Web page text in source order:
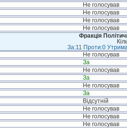
Не голосував
Не голосував
Не голосував
Не голосував
Фракція
За:11 Проти:0
Не голосував
За
Не голосував
За
Не голосував
За
Відсутній
Не голосував
Не голосував
Не голосував